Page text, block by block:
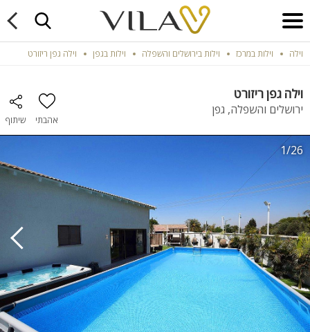
וילה וילות במרכז וילות בירושלים והשפלה וילות בגפן וילה גפן ריזורט
וילה גפן ריזורט
ירושלים והשפלה, גפן
אהבתי שיתוף
1/26